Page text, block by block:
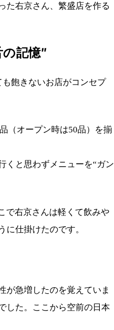
た右京さん、繁盛店を作る
記憶″
飽きないお店がコンセプ
（オープン時は50品）を揃
くと思わずメニューを“ガン
で右京さんは軽くて飲みや
仕掛けたのです。
が急増したのを覚えていま
した。ここから空前の日本